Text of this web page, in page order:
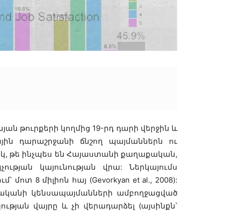
թուրքերի կողմից 19-րդ դարի վերջին և
դարաշրջանի ճնշող պայմաններն ու
թե ինչպես են Հայաստանի քաղաքական,
կայունության վրա: Ներկայումս
8 միլիոն հայ (Gevorkyan et al., 2008):
կենսապայմանների ամբողջացված
վայրը և չի վերադարձել (այսինքն՝